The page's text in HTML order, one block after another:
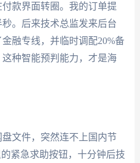
款界面转圈。我的订单提
。后来技术总监发来后台
融专线，并临时调配20%备
种智能预判能力，才是海
文件，突然连不上国内节
紧急求助按钮，十分钟后技